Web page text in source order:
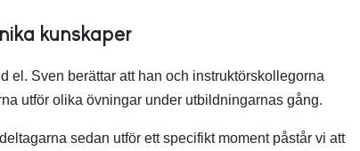
kunskaper
el. Sven berättar att han och instruktörskollegorna
utför olika övningar under utbildningarnas gång.
sedan utför ett specifikt moment påstår vi att